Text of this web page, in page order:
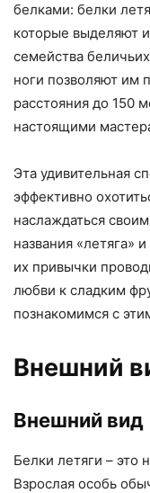
белками: белки
которые выделяют
семейства
ноги позволяют им
расстояния до 150
настоящими
Эта удивительная
эффективно
наслаждаться
названия «летяга»
их привычки
любви к сладким
познакомимся с
Внешний
Внешний вид
Белки летяги – это
Взрослая особь